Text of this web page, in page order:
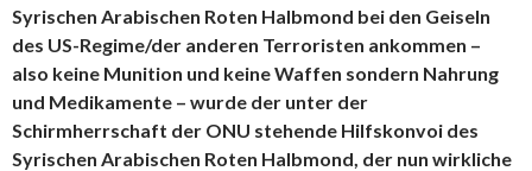
Syrischen Arabischen Roten Halbmond bei den Geiseln
des US-Regime/der anderen Terroristen ankommen –
also keine Munition und keine Waffen sondern Nahrung
und Medikamente – wurde der unter der
Schirmherrschaft der ONU stehende Hilfskonvoi des
Syrischen Arabischen Roten Halbmond, der nun wirkliche